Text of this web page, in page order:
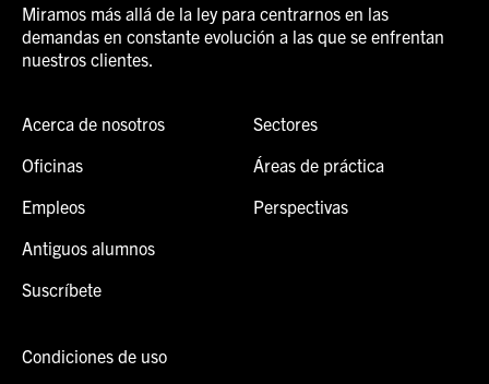
Miramos más allá de la ley para centrarnos en las
demandas en constante evolución a las que se enfrentan
nuestros clientes.
Acerca de nosotros
Oficinas
Empleos
Antiguos alumnos
Suscríbete
Sectores
Áreas de práctica
Perspectivas
Condiciones de uso